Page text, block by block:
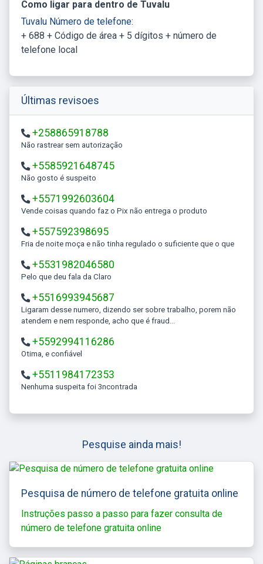
Como ligar para dentro de Tuvalu
Tuvalu Número de telefone:
+ 688 + Código de área + 5 dígitos + número de
telefone local
Últimas revisoes
+258865918788
Não rastrear sem autorização
+5585921648745
Não gosto é suspeito
+5571992603604
Vende coisas quando faz o Pix não entrega o produto
+557592398695
Fria de noite moça e não tinha regulado o suficiente que o que
+5531982046580
Pelo que deu fala da Claro
+5516993945687
Ligaram desse numero, dizendo ser sobre trabalho, porem não
atendem e nem responde, acho que é fraud...
+5592994116286
Otima, e confiável
+5511984172353
Nenhuma suspeita foi 3ncontrada
Pesquise ainda mais!
Pesquisa de número de telefone gratuita online
Instruções passo a passo para fazer consulta de
número de telefone gratuita online